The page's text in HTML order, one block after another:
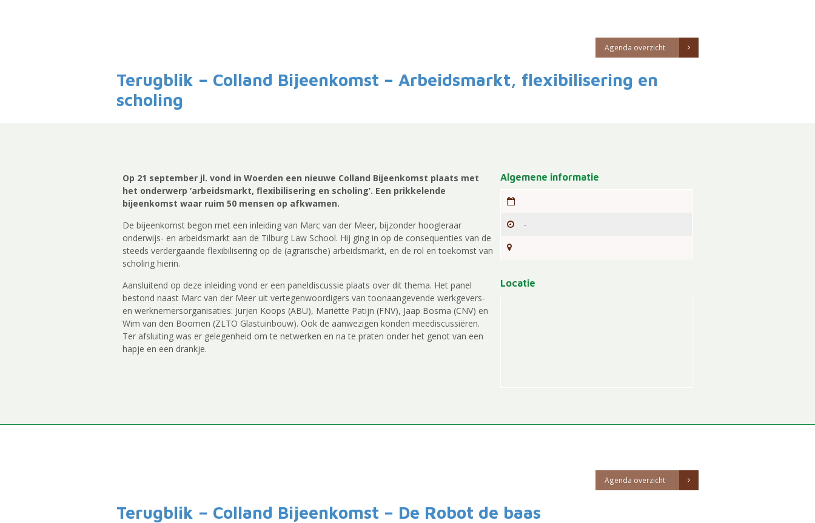
Agenda overzicht
Terugblik – Colland Bijeenkomst – Arbeidsmarkt, flexibilisering en
scholing
Op 21 september jl. vond in Woerden een nieuwe Colland Bijeenkomst plaats met
het onderwerp ‘arbeidsmarkt, flexibilisering en scholing’. Een prikkelende
bijeenkomst waar ruim 50 mensen op afkwamen.
De bijeenkomst begon met een inleiding van Marc van der Meer, bijzonder hoogleraar
onderwijs- en arbeidsmarkt aan de Tilburg Law School. Hij ging in op de consequenties van de
steeds verdergaande flexibilisering op de (agrarische) arbeidsmarkt, en de rol en toekomst van
scholing hierin.
Aansluitend op deze inleiding vond er een paneldiscussie plaats over dit thema. Het panel
bestond naast Marc van der Meer uit vertegenwoordigers van toonaangevende werkgevers-
en werknemersorganisaties: Jurjen Koops (ABU), Mariëtte Patijn (FNV), Jaap Bosma (CNV) en
Wim van den Boomen (ZLTO Glastuinbouw). Ook de aanwezigen konden meediscussiëren.
Ter afsluiting was er gelegenheid om te netwerken en na te praten onder het genot van een
hapje en een drankje.
Algemene informatie
-
Locatie
Agenda overzicht
Terugblik – Colland Bijeenkomst – De Robot de baas